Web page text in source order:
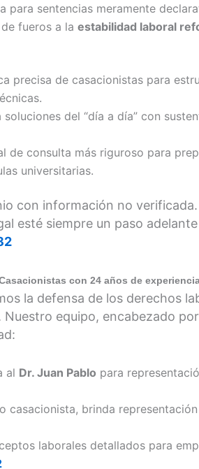
para sentencias meramente
fueros a la estabilidad laboral
precisa de casacionistas para
soluciones del “día a día” con
de consulta más riguroso para
universitarias.
con información no
esté siempre un paso
con 24 años de
la defensa de los derechos
equipo, encabezado
al Dr. Juan Pablo para
casacionista, brinda
laborales detallados para